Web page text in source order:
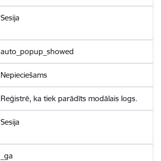
Sesija
auto_popup_showed
Nepieciešams
Reģistrē, ka tiek parādīts modālais logs.
Sesija
_ga